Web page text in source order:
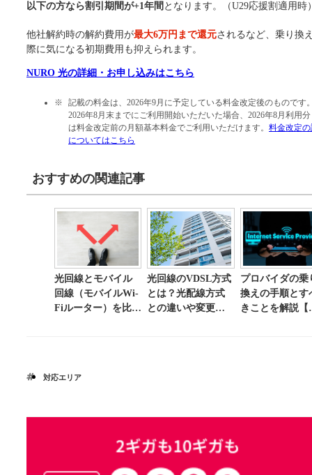
以下の方なら割引期間が+1年間 となります。（U29応援割適用時
他社解約時の解約費用が最大6万円まで還元されるなど、乗り換
際に気になる初期費用も抑えられます。
NURO 光の詳細・お申し込みはこちら
記載の料金は、2026年9月に予定している料金改定後のものです
2026年8月末までにご利用開始いただいた場合、2026年8月利用
は料金改定前の月額基本料金でご利用いただけます。 料金改定
についてはこちら
おすすめの関連記事
光回線とモバイル
回線（モバイルWi-
Fiルーター）を比
光回線のVDSL方式
とは？光配線方式
との違いや変更方
プロバイダの乗
換えの手順とす
きことを解説【
対応エリア